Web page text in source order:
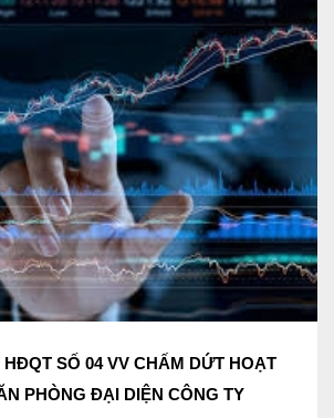
HĐQT SỐ 04 VV CHẤM DỨT HOẠT
PHÒNG ĐẠI DIỆN CÔNG TY